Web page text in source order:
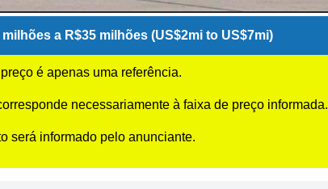
milhões a R$35 milhões (US$2mi to US$7mi)
é apenas uma referência.
necessariamente à faixa de preço informada.
será informado pelo anunciante.